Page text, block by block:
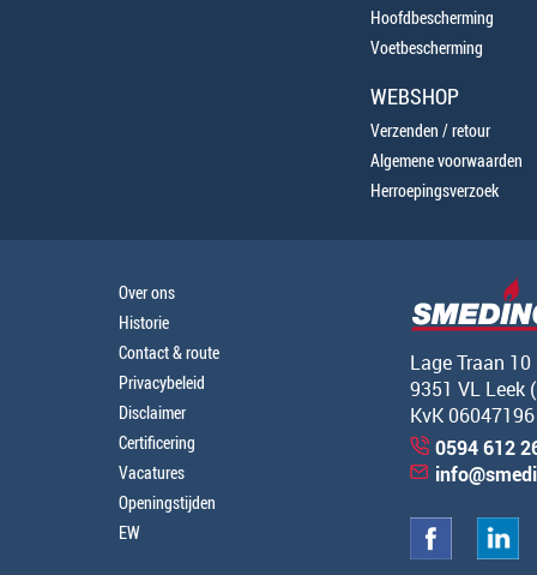
Hoofdbescherming
Voetbescherming
WEBSHOP
Verzenden / retour
Algemene voorwaarden
Herroepingsverzoek
Over ons
Historie
Contact & route
Privacybeleid
Disclaimer
Certificering
Vacatures
Openingstijden
EW
Lage Traan 10
9351 VL Leek
KvK 06047196
0594 612